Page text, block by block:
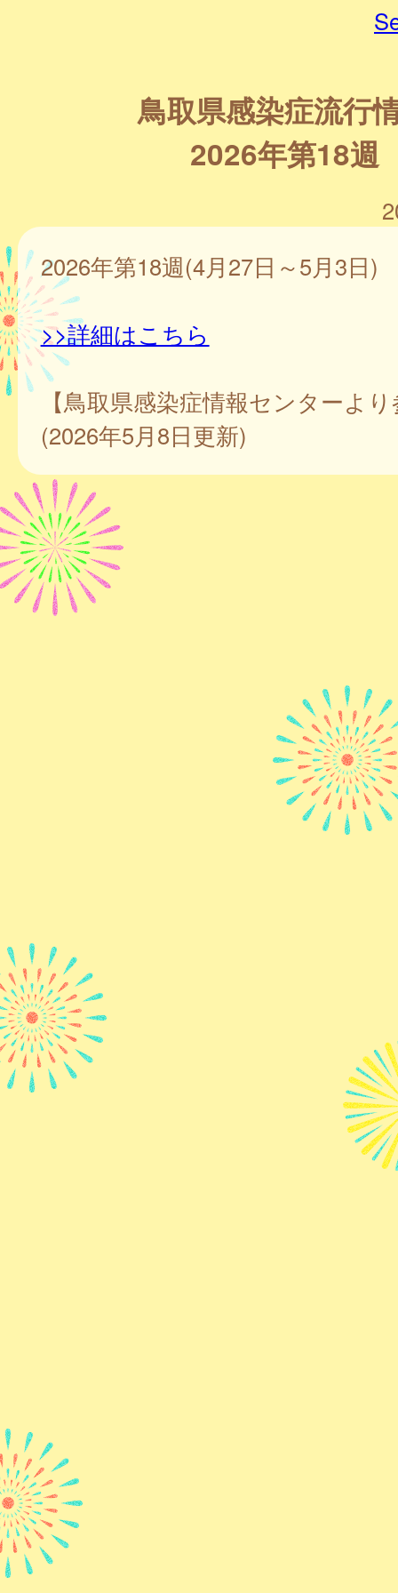
鳥取県感染症流行
2026年第18週
2026年第18週(4月27日～5月3日)
>>詳細はこちら
【鳥取県感染症情報センターよ
(2026年5月8日更新)